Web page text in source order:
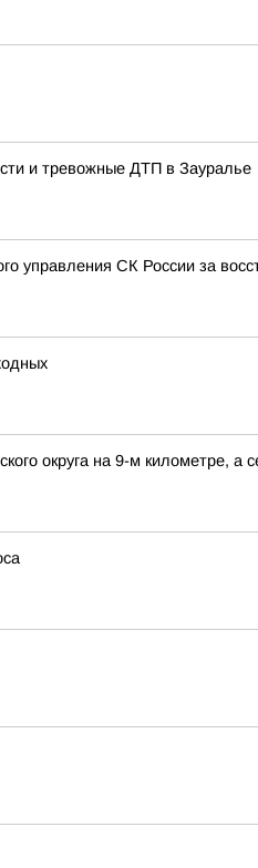
и тревожные ДТП в Зауралье
управления СК России за
округа на 9-м километре,